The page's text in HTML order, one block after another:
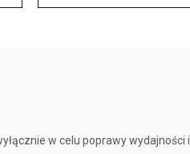
w celu poprawy wydajności i